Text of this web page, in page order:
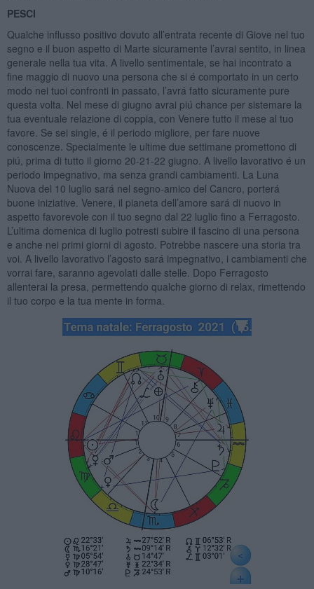
PESCI
Qualche influsso positivo dovuto all’entrata recente di Giove nel tuo
segno e il buon aspetto di Marte sicuramente l’avrai sentito, in linea
generale nella tua vita. A livello sentimentale, se hai incontrato a
fine maggio di nuovo una persona che si é comportato in un certo
modo nei tuoi confronti in passato, l’avrá fatto sicuramente pure
questa volta. Nel mese di giugno avrai piú chance per sistemare la
tua eventuale relazione di coppia, con Venere tutto il mese al tuo
favore. Se sei single, é il periodo migliore, per fare nuove
conoscenze. Specialmente le ultime due settimane promettono di
piú, prima di tutto il giorno 20-21-22 giugno. A livello lavorativo é un
periodo impegnativo, ma senza grandi cambiamenti. La Luna
Nuova del 10 luglio sará nel segno-amico del Cancro, porterá
buone iniziative. Venere, il pianeta dell’amore sará di nuovo in
aspetto favorevole con il tuo segno dal 22 luglio fino a Ferragosto.
L’ultima domenica di luglio potresti subire il fascino di una persona
e anche nei primi giorni di agosto. Potrebbe nascere una storia tra
voi. A livello lavorativo l’agosto sará impegnativo, i cambiamenti che
vorrai fare, saranno agevolati dalle stelle. Dopo Ferragosto
allenterai la presa, permettendo qualche giorno di relax, rimettendo
il tuo corpo e la tua mente in forma.